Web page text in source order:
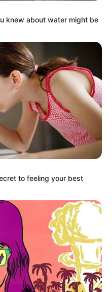
una mujer
esto?
knew about water might be
to feeling your best